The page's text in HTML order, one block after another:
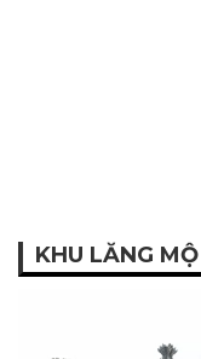
KHU LĂNG